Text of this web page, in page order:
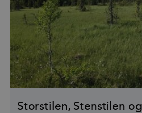
Storstilen, Stenstilen og